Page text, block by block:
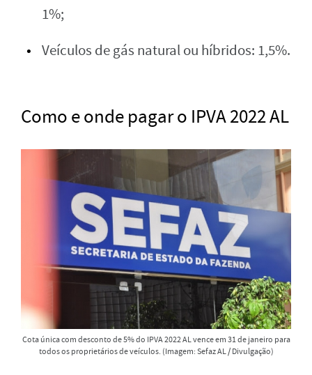
1%;
Veículos de gás natural ou híbridos: 1,5%.
Como e onde pagar o IPVA 2022 AL
Cota única com desconto de 5% do IPVA 2022 AL vence em 31 de janeiro para
todos os proprietários de veículos. (Imagem: Sefaz AL / Divulgação)